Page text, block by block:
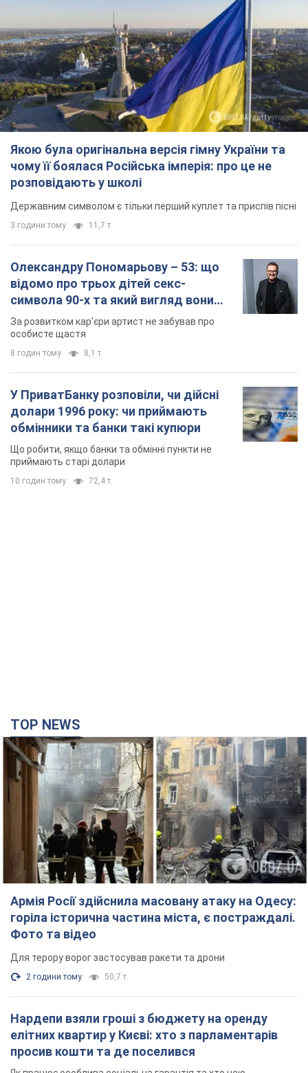
Якою була оригінальна версія гімну України та
чому її боялася Російська імперія: про це не
розповідають у школі
Державним символом є тільки перший куплет та приспів пісні
3 години тому 11,7 т.
Олександру Пономарьову – 53: що
відомо про трьох дітей секс-
символа 90-х та який вигляд вони
мають
За розвитком кар'єри артист не забував про
особисте щастя
8 годин тому 8,1 т.
У ПриватБанку розповіли, чи дійсні
долари 1996 року: чи приймають
обмінники та банки такі купюри
Що робити, якщо банки та обмінні пункти не
приймають старі долари
10 годин тому 72,4 т.
TOP NEWS
Армія Росії здійснила масовану атаку на Одесу:
горіла історична частина міста, є постраждалі.
Фото та відео
Для терору ворог застосував ракети та дрони
2 години тому 50,7 т.
Нардепи взяли гроші з бюджету на оренду
елітних квартир у Києві: хто з парламентарів
просив кошти та де поселився